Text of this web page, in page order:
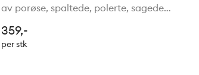
av porøse, spaltede, polerte, sagede
marmor, skifer, sandstein, granitt, gneis
eller betongstein. Varigheten av
359,-
per stk